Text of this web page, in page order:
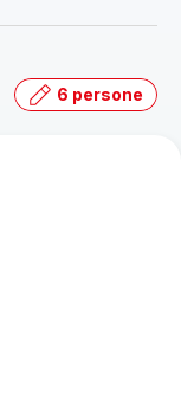
6 persone